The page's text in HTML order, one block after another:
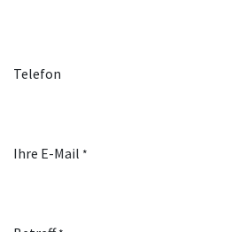
Telefon
Ihre E-Mail *